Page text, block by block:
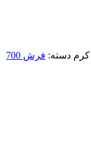
دسته:
فرش 700